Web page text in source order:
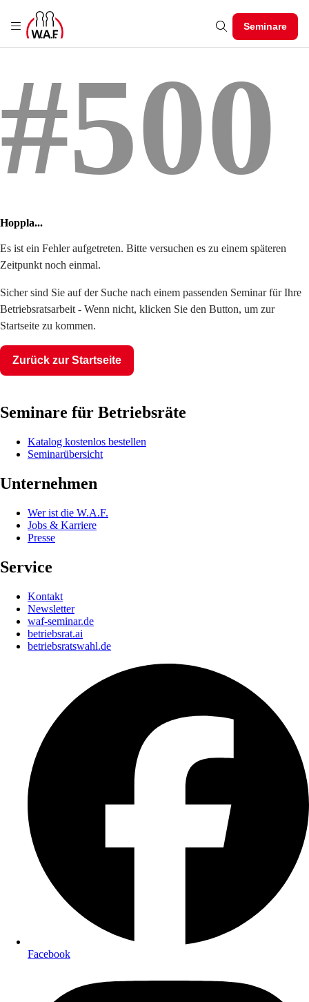
Seminare
#500
Hoppla...
Es ist ein Fehler aufgetreten. Bitte versuchen es zu einem späteren
Zeitpunkt noch einmal.
Sicher sind Sie auf der Suche nach einem passenden Seminar für Ihre
Betriebsratsarbeit - Wenn nicht, klicken Sie den Button, um zur
Startseite zu kommen.
Zurück zur Startseite
Seminare für Betriebsräte
Katalog kostenlos bestellen
Seminarübersicht
Unternehmen
Wer ist die W.A.F.
Jobs & Karriere
Presse
Service
Kontakt
Newsletter
waf-seminar.de
betriebsrat.ai
betriebsratswahl.de
Facebook